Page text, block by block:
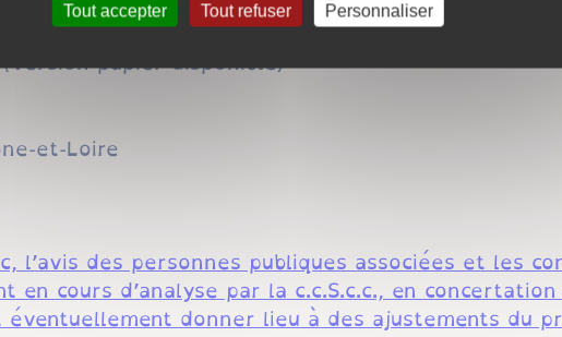
papier disponible)
et-Loire
l’avis des personnes publiques associées et les
en cours d’analyse par la c.c.S.c.c., en
éventuellement donner lieu à des ajustements du
Tout accepter Tout refuser Personnaliser